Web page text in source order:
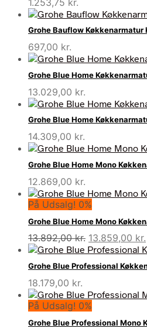
Grohe Bauflow Køkkenarmatur
697,00 kr.
Grohe Blue Home
13.029,00 kr.
Grohe Blue Home
14.309,00 kr.
Grohe Blue Home Mono
12.869,00 kr.
På Udsalg! 0%
Grohe Blue Home Mono
13.892,00kr. Den
oprindelige
pris
var:
13.859,00 kr.
Grohe Blue Professional
18.179,00 kr.
På Udsalg! 0%
Grohe Blue Professional Mono